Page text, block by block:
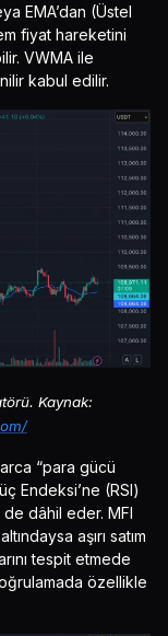
EMA’dan (Üstel
fiyat hareketini
VWMA ile
kabul edilir.
Kaynak:
“para gücü
Endeksi’ne (RSI)
dâhil eder. MFI
aşırı satım
tespit etmede
özellikle